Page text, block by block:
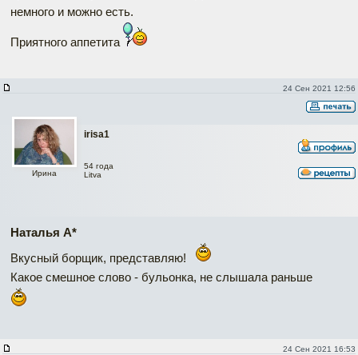
немного и можно есть.
Приятного аппетита
24 Сен 2021 12:56
irisa1
Ирина
54 года
Litva
Наталья А*
Вкусный борщик, представляю!
Какое смешное слово - бульонка, не слышала раньше
24 Сен 2021 16:53